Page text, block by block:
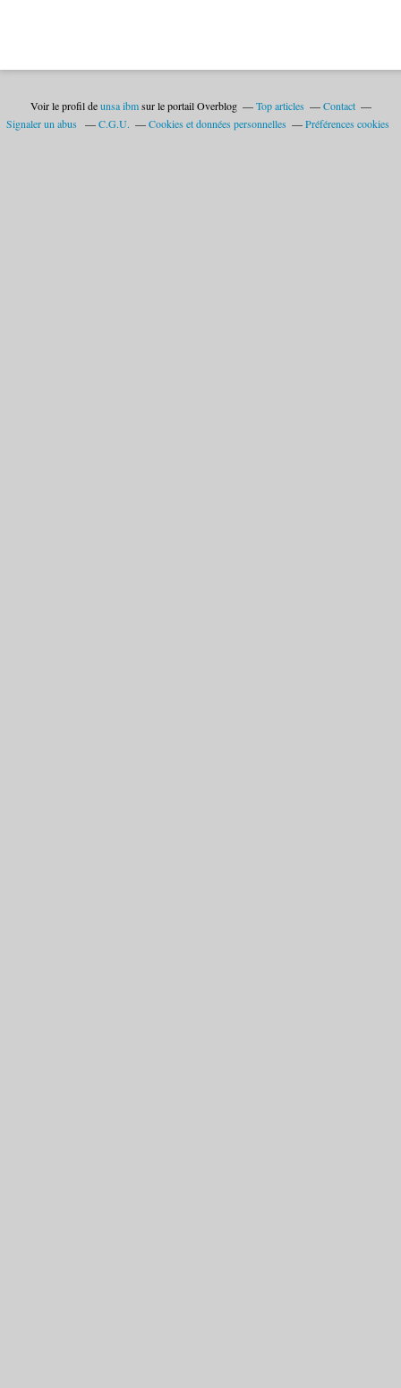
Voir le profil deunsa ibmsur le portail Overblog Top articles
Contact
Signaler un abus
C.G.U. Cookies et données personnelles Préférences cookies